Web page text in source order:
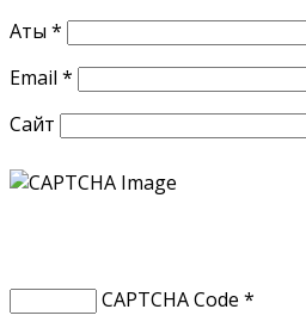
Аты *
Email *
Сайт
CAPTCHA Code *